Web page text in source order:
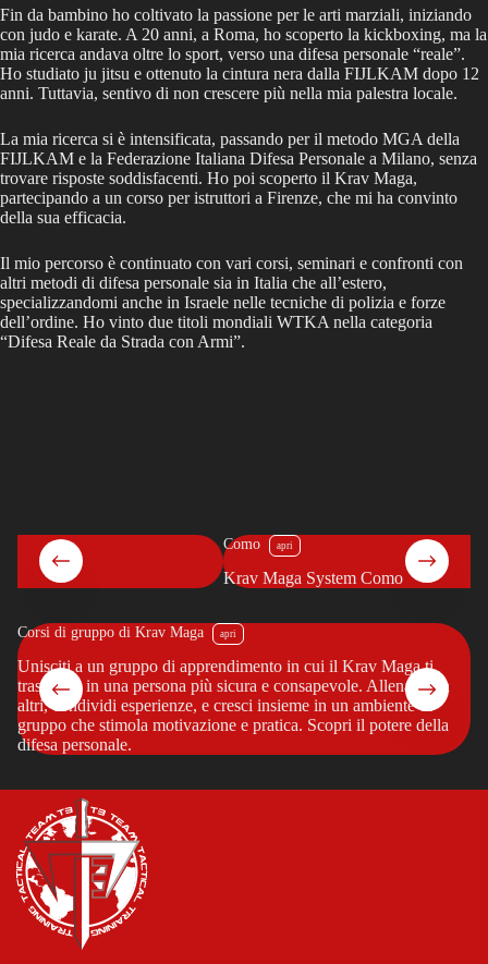
Fin da bambino ho coltivato la passione per le arti marziali, iniziando
con judo e karate. A 20 anni, a Roma, ho scoperto la kickboxing, ma la
mia ricerca andava oltre lo sport, verso una difesa personale “reale”.
Ho studiato ju jitsu e ottenuto la cintura nera dalla FIJLKAM dopo 12
anni. Tuttavia, sentivo di non crescere più nella mia palestra locale.
La mia ricerca si è intensificata, passando per il metodo MGA della
FIJLKAM e la Federazione Italiana Difesa Personale a Milano, senza
trovare risposte soddisfacenti. Ho poi scoperto il Krav Maga,
partecipando a un corso per istruttori a Firenze, che mi ha convinto
della sua efficacia.
Il mio percorso è continuato con vari corsi, seminari e confronti con
altri metodi di difesa personale sia in Italia che all’estero,
specializzandomi anche in Israele nelle tecniche di polizia e forze
dell’ordine. Ho vinto due titoli mondiali WTKA nella categoria
“Difesa Reale da Strada con Armi”.
Krav Maga System Como
Corsi di gruppo di Krav Maga
Unisciti a un gruppo di apprendimento in cui il Krav Maga ti
trasforma in una persona più sicura e consapevole. Allenati con
altri, condividi esperienze, e cresci insieme in un ambiente di
gruppo che stimola motivazione e pratica. Scopri il potere della
difesa personale.